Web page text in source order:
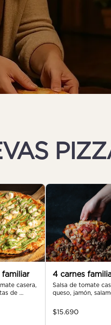
familiar
casera,
de
4 carnes
Salsa de tomate
queso, jamón,
pimentón, tomate,
orégano.
$15.690